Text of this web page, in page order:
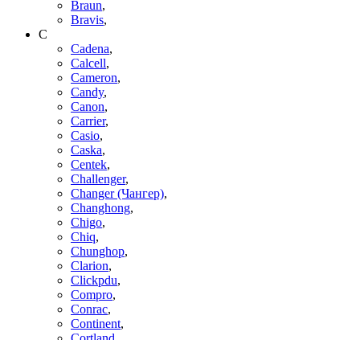
Braun,
Bravis,
C
Cadena,
Calcell,
Cameron,
Candy,
Canon,
Carrier,
Casio,
Caska,
Centek,
Challenger,
Changer (Чангер),
Changhong,
Chigo,
Chiq,
Chunghop,
Clarion,
Clickpdu,
Compro,
Conrac,
Continent,